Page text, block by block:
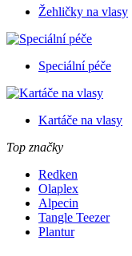
Žehličky na vlasy
Speciální péče
Kartáče na vlasy
Top značky
Redken
Olaplex
Alpecin
Tangle Teezer
Plantur